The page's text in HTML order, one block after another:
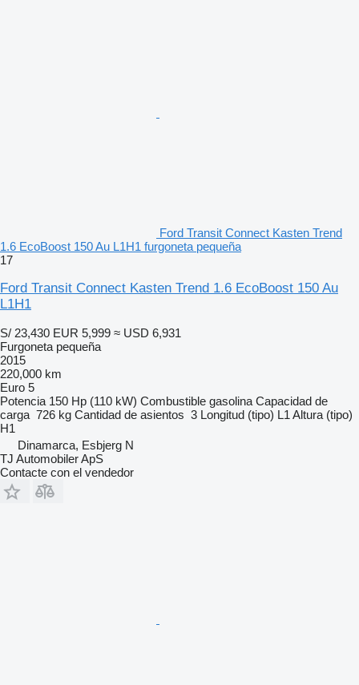
Ford Transit Connect Kasten Trend
1.6 EcoBoost 150 Au L1H1 furgoneta pequeña
17
Ford Transit Connect Kasten Trend 1.6 EcoBoost 150 Au
L1H1
S/ 23,430 EUR 5,999 ≈ USD 6,931
Furgoneta pequeña
2015
220,000 km
Euro 5
Potencia 150 Hp (110 kW) Combustible gasolina Capacidad de
carga 726 kg Cantidad de asientos 3 Longitud (tipo) L1 Altura (tipo)
H1
Dinamarca, Esbjerg N
TJ Automobiler ApS
Contacte con el vendedor